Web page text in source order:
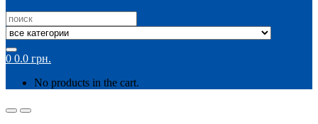
Search
for:
0 0.0 грн.
No products in the cart.